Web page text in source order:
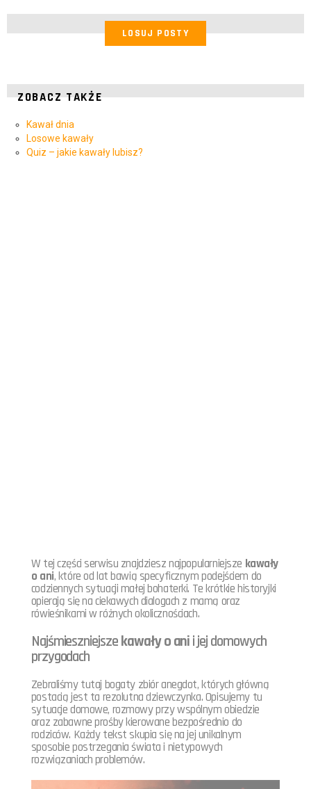
LOSUJ POSTY
ZOBACZ TAKŻE
Kawał dnia
Losowe kawały
Quiz – jakie kawały lubisz?
W tej części serwisu znajdziesz najpopularniejsze kawały
o ani, które od lat bawią specyficznym podejściem do
codziennych sytuacji małej bohaterki. Te krótkie historyjki
opierają się na ciekawych dialogach z mamą oraz
rówieśnikami w różnych okolicznościach.
Najśmieszniejszekawały o anii jej domowych
przygodach
Zebraliśmy tutaj bogaty zbiór anegdot, których główną
postacią jest ta rezolutna dziewczynka. Opisujemy tu
sytuacje domowe, rozmowy przy wspólnym obiedzie
oraz zabawne prośby kierowane bezpośrednio do
rodziców. Każdy tekst skupia się na jej unikalnym
sposobie postrzegania świata i nietypowych
rozwiązaniach problemów.